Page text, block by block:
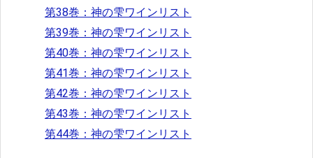
第38巻：神の雫ワインリスト
第39巻：神の雫ワインリスト
第40巻：神の雫ワインリスト
第41巻：神の雫ワインリスト
第42巻：神の雫ワインリスト
第43巻：神の雫ワインリスト
第44巻：神の雫ワインリスト